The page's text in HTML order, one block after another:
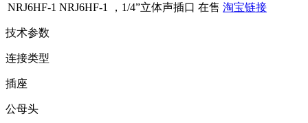
NRJ6HF-1 NRJ6HF-1 ，1/4”立体声插口 在售 淘宝链接
技术参数
连接类型
插座
公母头